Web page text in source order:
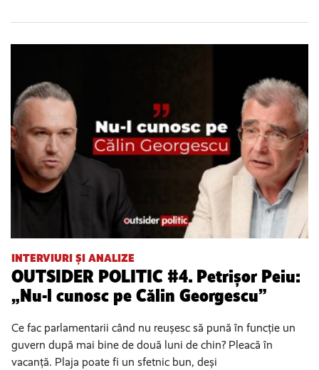
INTERVIURI ȘI ANALIZE
OUTSIDER POLITIC #4. Petrișor Peiu:
„Nu-l cunosc pe Călin Georgescu”
Ce fac parlamentarii când nu reușesc să pună în funcție un
guvern după mai bine de două luni de chin? Pleacă în
vacanță. Plaja poate fi un sfetnic bun, deși